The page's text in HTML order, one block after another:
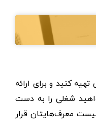
کنید و برای ارائه
شغلی را به دست
۵ نفر را در لیست معرف‌هایتان قرار